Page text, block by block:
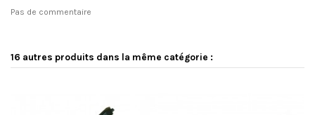
Pas de commentaire
16 autres produits dans la même catégorie :